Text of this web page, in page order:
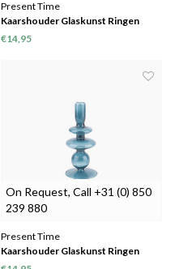
Present Time
Kaarshouder Glaskunst Ringen
GROEN
€14,95
On Request, Call +31 (0) 850
239 880
Present Time
Kaarshouder Glaskunst Ringen